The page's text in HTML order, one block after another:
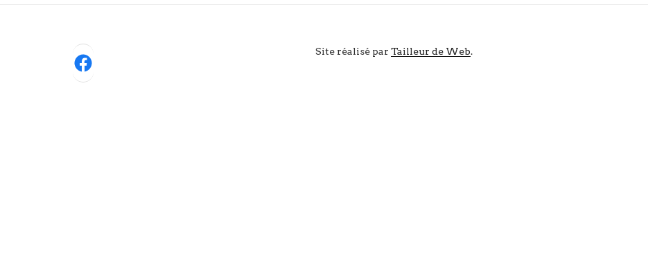
Facebook
Site réalisé parTailleur de Web.